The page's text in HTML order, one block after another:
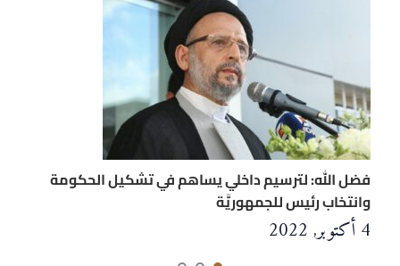
فضل الله: لترسيم داخلي يساهم في تشكيل الحكومة
وانتخاب رئيس للجمهوريَّة
4 أكتوبر, 2022